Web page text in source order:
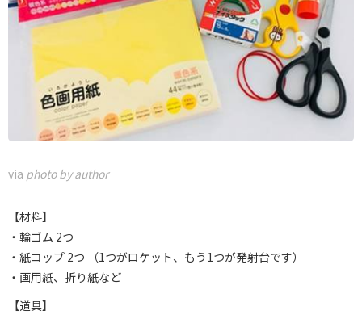
via photo by author
【材料】
・輪ゴム 2つ
・紙コップ 2つ （1つがロケット、もう1つが発射台です）
・画用紙、折り紙など
【道具】